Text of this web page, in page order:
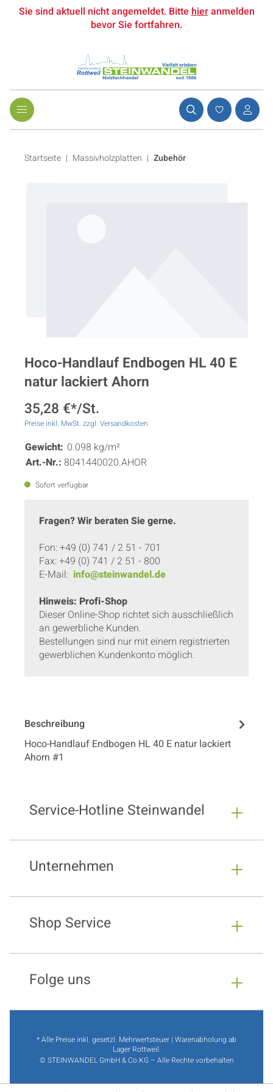
Sie sind aktuell nicht angemeldet. Bittehieranmelden
bevor Sie fortfahren.
Startseite Massivholzplatten | Zubehör
Hoco-Handlauf Endbogen HL 40 E
natur lackiert Ahorn
35,28 €*/St.
Preise inkl. MwSt. zzgl. Versandkosten
Gewicht: 0.098 kg/m²
Art.-Nr.: 8041440020.AHOR
Sofort verfügbar
Fragen? Wir beraten Sie gerne.
Fon: +49 (0) 741 / 2 51 - 701
Fax: +49 (0) 741 / 2 51 - 800
E-Mail: info@steinwandel.de
Hinweis: Profi-Shop
Dieser Online-Shop richtet sich ausschließlich
an gewerbliche Kunden.
Bestellungen sind nur mit einem registrierten
gewerblichen Kundenkonto möglich.
Beschreibung
Hoco-Handlauf Endbogen HL 40 E natur lackiert
Ahorn #1
Service-Hotline Steinwandel
Unternehmen
Shop Service
Folge uns
* Alle Preise inkl. gesetzl. Mehrwertsteuer | Warenabholung ab
Lager Rottweil.
© STEINWANDEL GmbH & Co.KG – Alle Rechte vorbehalten